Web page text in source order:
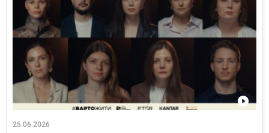
25.06.2026